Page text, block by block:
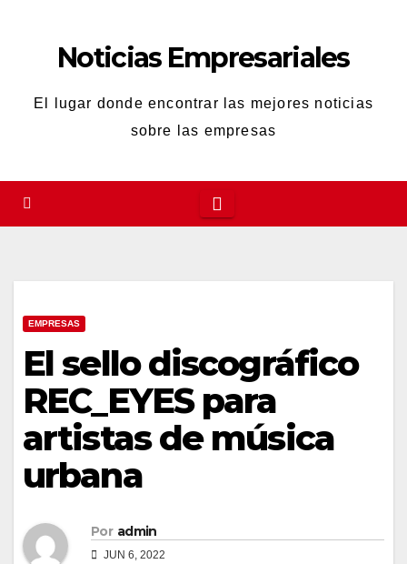
contenidoNoticias Empresariales
El lugar donde encontrar las mejores noticias
sobre las empresas
EMPRESAS
El sello discográfico
REC_EYES para
artistas de música
urbana
Por admin
JUN 6, 2022